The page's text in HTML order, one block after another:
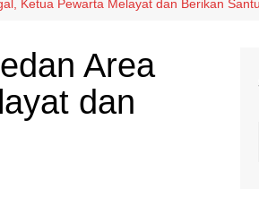
Ketua Pewarta Melayat dan Berikan
Area
dan